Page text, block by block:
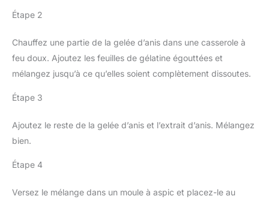
Étape 2
Chauffez une partie de la gelée d’anis dans une casserole à
feu doux. Ajoutez les feuilles de gélatine égouttées et
mélangez jusqu’à ce qu’elles soient complètement dissoutes.
Étape 3
Ajoutez le reste de la gelée d’anis et l’extrait d’anis. Mélangez
bien.
Étape 4
Versez le mélange dans un moule à aspic et placez-le au